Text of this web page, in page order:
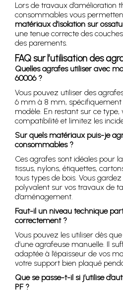
Lors de travaux d’amélioration
consommables vous
matériaux d’isolation sur
une tenue correcte des
des parements.
FAQ sur l’utilisation des
Quelles agrafes utiliser avec
60006 ?
Vous pouvez utiliser des
6 mm à 8 mm, spécifiquement
modèle. En restant sur ce type,
compatibilité et limitez les
Sur quels matériaux puis-je
consommables ?
Ces agrafes sont idéales pour
tissus, nylons, étiquettes,
tous types de bois. Vous
polyvalent sur vos travaux de
d’aménagement.
Faut-il un niveau technique
correctement ?
Vous pouvez les utiliser dès
d’une agrafeuse manuelle. Il
adaptée à l’épaisseur de vos
votre support bien plaqué
Que se passe-t-il si j’utilise
PF ?